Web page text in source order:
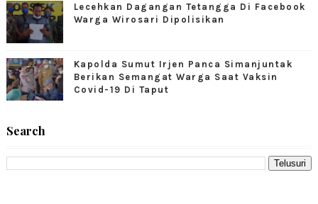
Lecehkan Dagangan Tetangga Di Facebook
Warga Wirosari Dipolisikan
Kapolda Sumut Irjen Panca Simanjuntak
Berikan Semangat Warga Saat Vaksin
Covid-19 Di Taput
Search